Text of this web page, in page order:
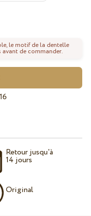
le motif de la dentelle
avant de commander.
Retour jusqu'à
14 jours
Original